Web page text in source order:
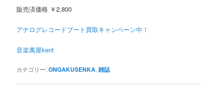
販売済価格 ￥2,800
アナログレコードブート買取キャンペーン中！
音楽萬屋kent
カテゴリー:ONGAKUSENKA,雑誌